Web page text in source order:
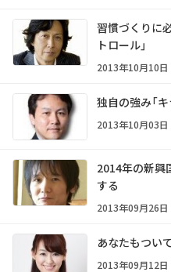
習慣づくりに
トロール」
2013年10月10
独自の強み「
2013年10月03
2014年の新興
する
2013年09月26
あなたもつい
2013年09月12